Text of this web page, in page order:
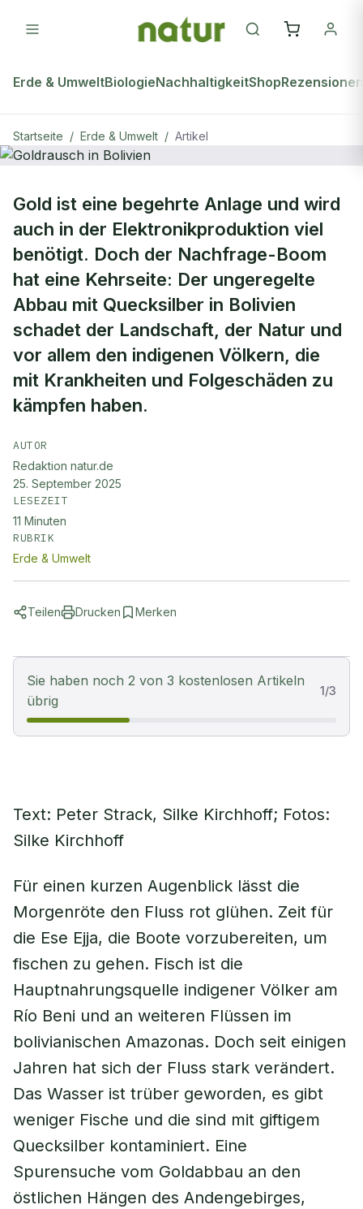
Erde & UmweltBiologieNachhaltigkeitShopRezensionen
Startseite / Erde & Umwelt / Artikel
natur Plus ERDE & UMWELT
Goldrausch in Bolivien
Gold ist eine begehrte Anlage und wird
auch in der Elektronikproduktion viel
benötigt. Doch der Nachfrage-Boom
hat eine Kehrseite: Der ungeregelte
Abbau mit Quecksilber in Bolivien
schadet der Landschaft, der Natur und
vor allem den indigenen Völkern, die
mit Krankheiten und Folgeschäden zu
kämpfen haben.
AUTOR
Redaktion natur.de
25. September 2025
LESEZEIT
11 Minuten
RUBRIK
Erde & Umwelt
Teilen Drucken Merken
Sie haben noch 2 von 3 kostenlosen Artikeln
übrig
1/3
Text: Peter Strack, Silke Kirchhoff; Fotos:
Silke Kirchhoff
Für einen kurzen Augenblick lässt die
Morgenröte den Fluss rot glühen. Zeit für
die Ese Ejja, die Boote vorzubereiten, um
fischen zu gehen. Fisch ist die
Hauptnahrungsquelle indigener Völker am
Río Beni und an weiteren Flüssen im
bolivianischen Amazonas. Doch seit einigen
Jahren hat sich der Fluss stark verändert.
Das Wasser ist trüber geworden, es gibt
weniger Fische und die sind mit giftigem
Quecksilber kontaminiert. Eine
Spurensuche vom Goldabbau an den
östlichen Hängen des Andengebirges,